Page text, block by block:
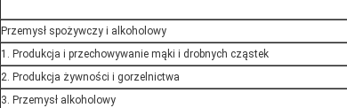
Przemysł spożywczy i alkoholowy
1. Produkcja i przechowywanie mąki i drobnych cząstek
2. Produkcja żywności i gorzelnictwa
3. Przemysł alkoholowy